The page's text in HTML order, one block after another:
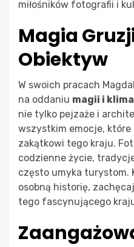
miłośników fotografii i
Magia
Obiektyw
W swoich pracach
na oddaniu magii i
nie tylko pejzaże i
wszystkim emocje,
zakątkowi tego kraju.
codzienne życie,
często umyka turystom.
osobną historię,
tego fascynującego